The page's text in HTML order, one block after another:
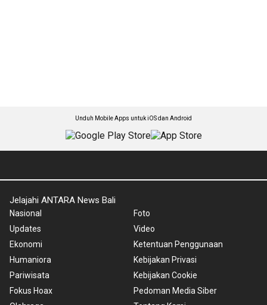
Unduh Mobile Apps untuk iOS dan Android
Jelajahi ANTARA News Bali
Nasional
Updates
Ekonomi
Humaniora
Pariwisata
Fokus Hoax
Foto
Video
Ketentuan Penggunaan
Kebijakan Privasi
Kebijakan Cookie
Pedoman Media Siber